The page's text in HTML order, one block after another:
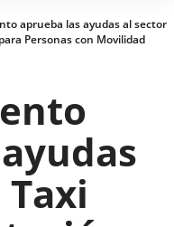
aprueba las ayudas al sector
Personas con Movilidad